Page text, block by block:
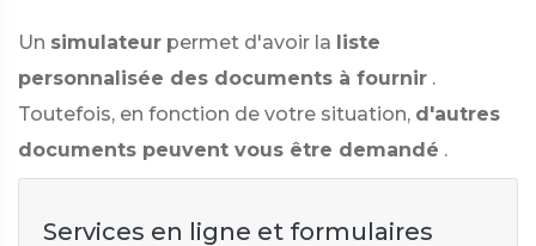
Un simulateur permet d'avoir la liste
personnalisée des documents à fournir .
Toutefois, en fonction de votre situation, d'autres
documents peuvent vous être demandé .
Services en ligne et formulaires